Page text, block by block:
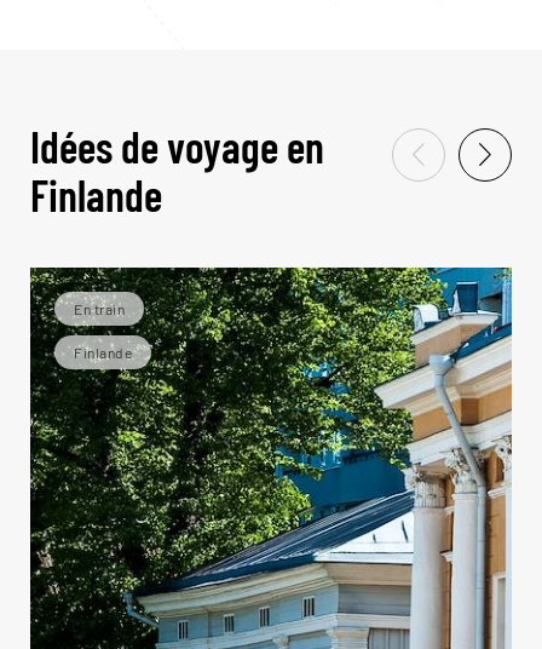
Idées de voyage en
Finlande
En train
Finlande